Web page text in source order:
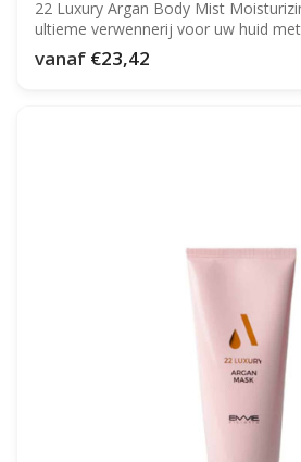
22 Luxury Argan Body Mist
ultieme verwennerij voor uw huid met
vanaf €23,42